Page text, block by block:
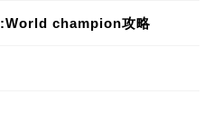
champion攻略